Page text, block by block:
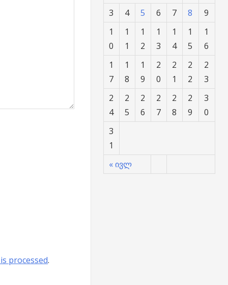
processed.
« ივლ
3
4 5 6 7 8
9
1
0
1
1
1
2
1
3
1
4
1
5
1
6
1
7
1
8
1
9
2
0
2
1
2
2
2
3
2
4
2
5
2
6
2
7
2
8
2
9
3
0
3
1